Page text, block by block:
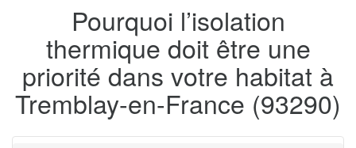
Pourquoi l’isolation
thermique doit être une
priorité dans votre habitat à
Tremblay-en-France (93290)